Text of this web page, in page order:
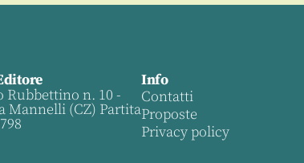
Rubbettino n. 10 -
Mannelli (CZ) Partita
Info
Contatti
Proposte
Privacy policy